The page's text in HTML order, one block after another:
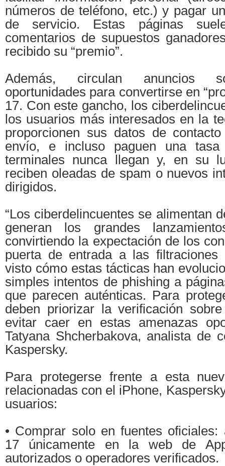
números de teléfono, etc.) y pagar
de servicio. Estas páginas
comentarios de supuestos
recibido su “premio”.
Además, circulan anuncios
oportunidades para convertirse en
17. Con este gancho, los
los usuarios más interesados en la
proporcionen sus datos de
envío, e incluso paguen una
terminales nunca llegan y, en su
reciben oleadas de spam o nuevos
dirigidos.
“Los ciberdelincuentes se alimentan
generan los grandes
convirtiendo la expectación de los
puerta de entrada a las filtraciones
visto cómo estas tácticas han
simples intentos de phishing a
que parecen auténticas. Para
deben priorizar la verificación
evitar caer en estas amenazas
Tatyana Shcherbakova, analista de
Kaspersky.
Para protegerse frente a esta
relacionadas con el iPhone,
usuarios:
• Comprar solo en fuentes oficiales:
17 únicamente en la web de
autorizados o operadores verificados.